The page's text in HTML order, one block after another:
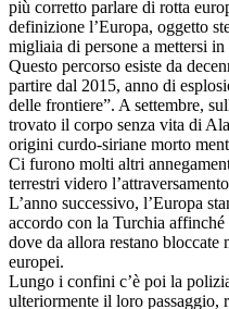
più corretto parlare di rotta
definizione l’Europa, oggetto
migliaia di persone a mettersi
Questo percorso esiste da
partire dal 2015, anno di
delle frontiere”. A settembre,
trovato il corpo senza vita di
origini curdo-siriane morto
Ci furono molti altri
terrestri videro
L’anno successivo, l’Europa
accordo con la Turchia
dove da allora restano bloccate
europei.
Lungo i confini c’è poi la
ulteriormente il loro passaggio,